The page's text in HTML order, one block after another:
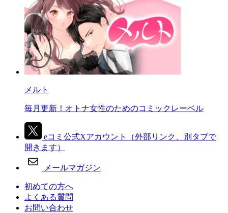
メルト
毎月更新！オトナ女性のためのコミックレーベル
eコミ公式Xアカウント
（外部リンク、別タブで
開きます）
メールマガジン
初めての方へ
よくある質問
お問い合わせ